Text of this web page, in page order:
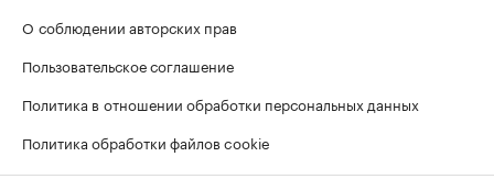
О соблюдении авторских прав
Пользовательское соглашение
Политика в отношении обработки персональных данных
Политика обработки файлов cookie